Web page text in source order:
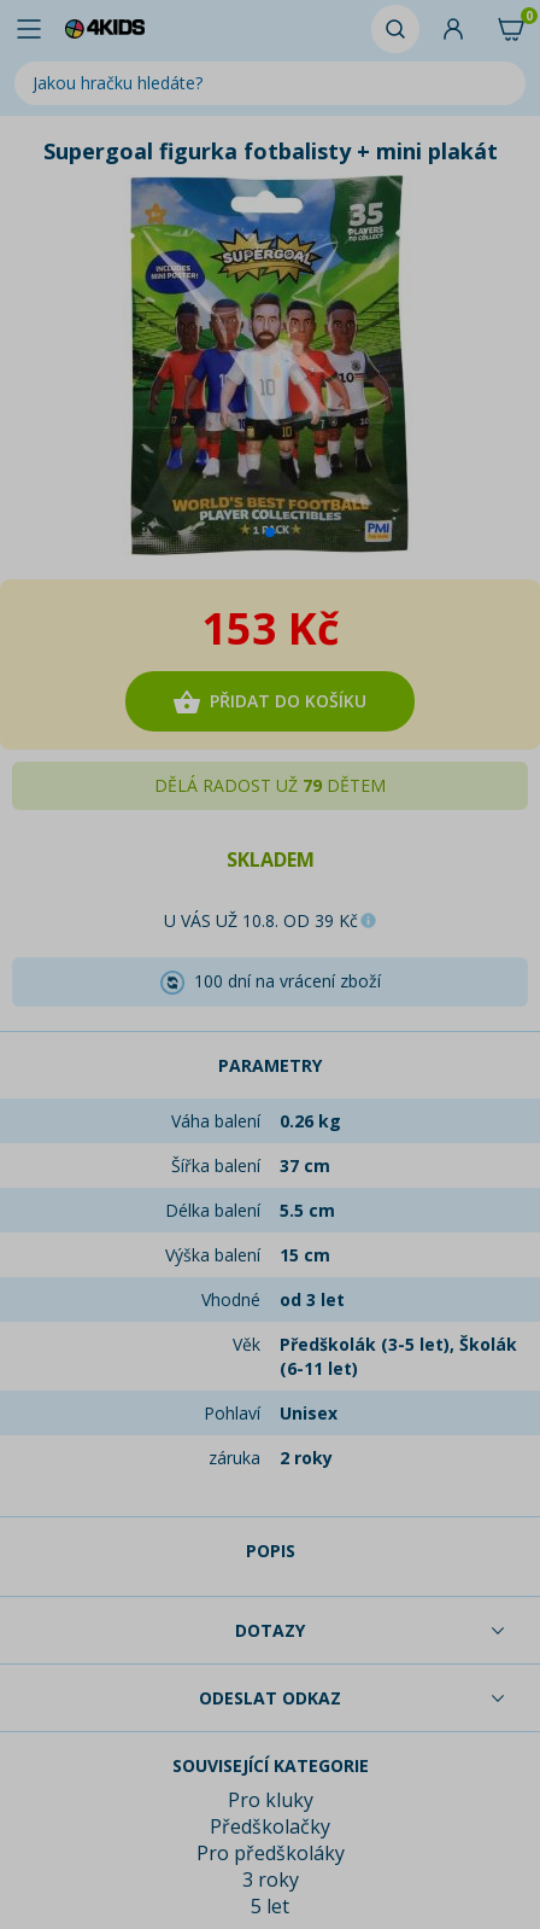
0
Supergoal figurka fotbalisty + mini plakát
153 Kč
PŘIDAT DO KOŠÍKU
DĚLÁ RADOST UŽ 79 DĚTEM
SKLADEM
U VÁS UŽ 10.8. OD 39 Kč
100 dní na vrácení zboží
PARAMETRY
Váha balení
0.26 kg
Šířka balení
37 cm
Délka balení
5.5 cm
Výška balení
15 cm
Vhodné
od 3 let
Věk
Předškolák (3-5 let), Školák
(6-11 let)
Pohlaví
Unisex
záruka
2 roky
POPIS
DOTAZY
ODESLAT ODKAZ
SOUVISEJÍCÍ KATEGORIE
Pro kluky
Předškolačky
Pro předškoláky
3 roky
5 let